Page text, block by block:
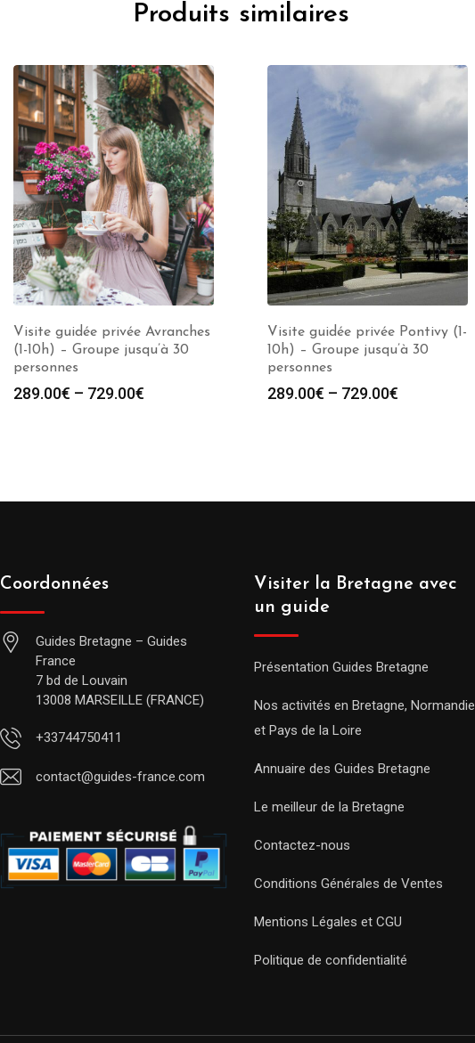
Produits similaires
Visite guidée privée Avranches
(1-10h) – Groupe jusqu’à 30
personnes
289.00€ – 729.00€
Visite guidée privée Pontivy (1-
10h) – Groupe jusqu’à 30
personnes
289.00€ – 729.00€
Coordonnées
Guides Bretagne – Guides
France
7 bd de Louvain
13008 MARSEILLE (FRANCE)
+33744750411
contact@guides-france.com
Visiter la Bretagne avec
un guide
Présentation Guides Bretagne
Nos activités en Bretagne, Normandie
et Pays de la Loire
Annuaire des Guides Bretagne
Le meilleur de la Bretagne
Contactez-nous
Conditions Générales de Ventes
Mentions Légales et CGU
Politique de confidentialité